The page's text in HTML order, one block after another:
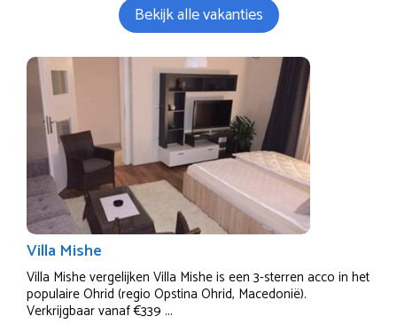
Bekijk alle vakanties
Villa Mishe
Villa Mishe vergelijken Villa Mishe is een 3-sterren acco in het
populaire Ohrid (regio Opstina Ohrid, Macedonië).
Verkrijgbaar vanaf €339 ...